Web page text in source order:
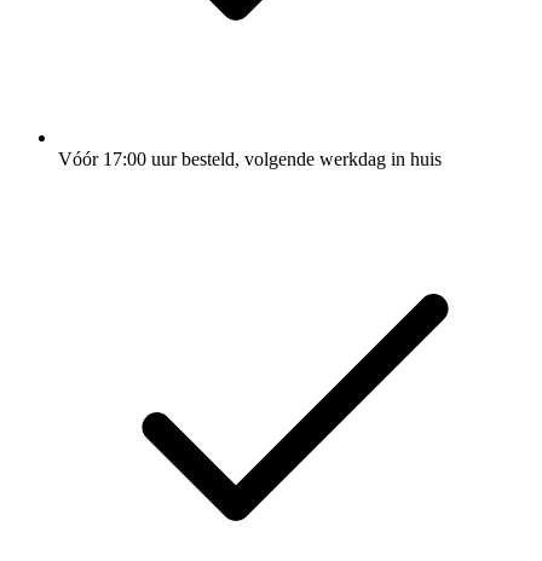
Vóór 17:00 uur besteld, volgende werkdag in huis